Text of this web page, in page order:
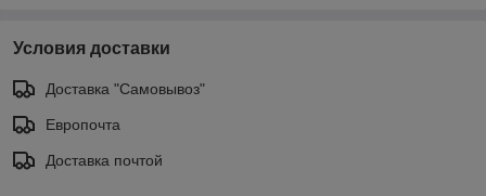
Условия доставки
Доставка "Самовывоз"
Европочта
Доставка почтой